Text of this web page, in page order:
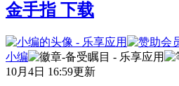
金手指 下载
小编
10月4日 16:59更新